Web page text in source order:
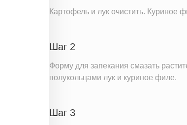
Картофель и лук очистить. Куриное
Шаг 2
Форму для запекания смазать
полукольцами лук и куриное филе.
Шаг 3